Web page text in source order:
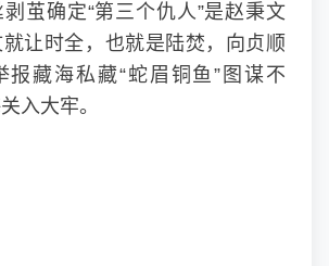
茧确定“第三个仇人”是赵秉文
让时全，也就是陆焚，向贞顺
报藏海私藏“蛇眉铜鱼”图谋不
入大牢。